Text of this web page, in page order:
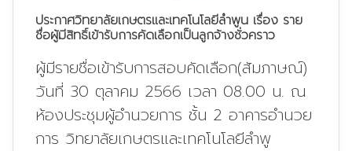
ประกาศวิทยาลัยเกษตรและเทคโนโลยีลำพูน เรื่อง ราย
ชื่อผู้มีสิทธิ์เข้ารับการคัดเลือกเป็นลูกจ้างชั่วคราว
ผู้มีรายชื่อเข้ารับการสอบคัดเลือก(สัมภาษณ์)
วันที่ 30 ตุลาคม 2566 เวลา 08.00 น. ณ
ห้องประชุมผู้อำนวยการ ชั้น 2 อาคารอำนวย
การ วิทยาลัยเกษตรและเทคโนโลยีลำพู